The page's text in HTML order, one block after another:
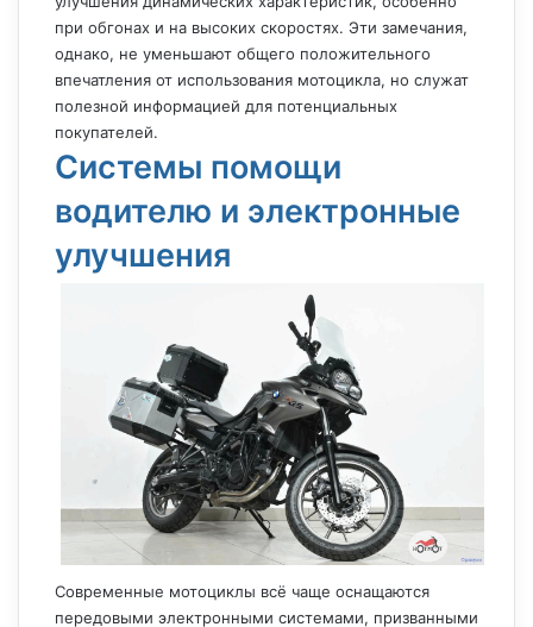
при обгонах и на высоких скоростях. Эти замечания,
однако, не уменьшают общего положительного
впечатления от использования мотоцикла, но служат
полезной информацией для потенциальных
покупателей.
Системы помощи
водителю и электронные
улучшения
Современные мотоциклы всё чаще оснащаются
передовыми электронными системами, призванными